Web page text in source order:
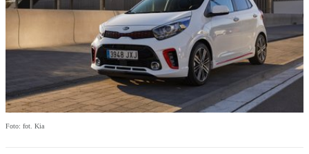
Foto: fot. Kia